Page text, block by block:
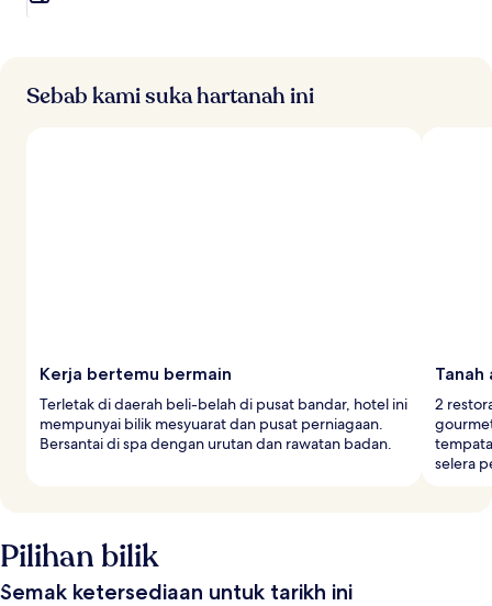
Sebab kami suka hartanah ini
Kerja bertemu bermain
Terletak di daerah beli-belah di pusat bandar, hotel ini
mempunyai bilik mesyuarat dan pusat perniagaan.
Bersantai di spa dengan urutan dan rawatan badan.
Tanah
2
selera
Pilihan bilik
Semak ketersediaan untuk tarikh ini